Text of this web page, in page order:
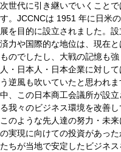
次世代に引き継いでいくこと
す。JCCNCは 1951 年に⽇⽶
展を⽬的に設⽴されました。
済⼒や国際的な地位は、現在
ものでしたし、⼤戦の記憶も
⼈・⽇本⼈・⽇本企業に対し
う逆⾵も吹いていたと思われ
中、この⽇本商⼯会議所が設
る我々のビジネス環境を改善し
このような先⼈達の努力・未
の実現に向けての投資があっ
たちが当地で安定したビジネ